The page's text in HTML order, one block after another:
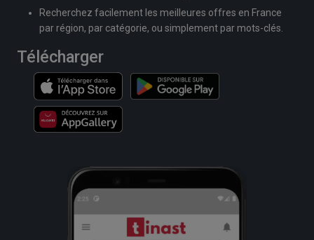
Recherchez facilement les meilleures offres en France
par région, par catégorie, ou simplement par mots-clés.
Télécharger